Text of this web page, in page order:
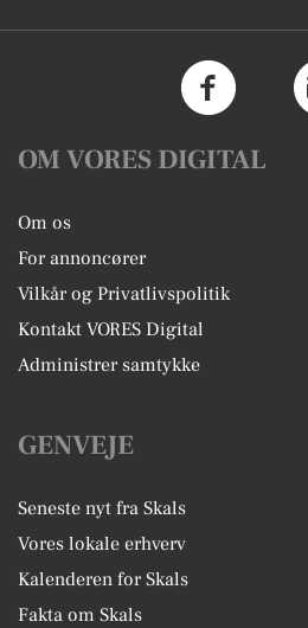
OM VORES DIGITAL
Om os
For annoncører
Vilkår og Privatlivspolitik
Kontakt VORES Digital
Administrer samtykke
GENVEJE
Seneste nyt fra Skals
Vores lokale erhverv
Kalenderen for Skals
Fakta om Skals